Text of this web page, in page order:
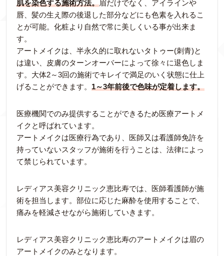
肌を染色する施術方法。眉だけでなく、アイラインや
唇、髪の生え際の後退した部分などにも色素を入れるこ
とが可能。化粧より自然で常に美しくいる事が出来ま
す。
アートメイクは、半永久的に取れないタトゥー(刺青)と
は違い、皮膚のターンオーバーによって徐々に退色しま
す。大体2～3回の施術でキレイで満足のいく状態に仕上
げることができます。 1～3年前後で色味が定着します。
医療機関でのみ提供することができるため医療アートメ
イクと呼ばれています。
アートメイクは医療行為であり、医師又は看護師免許を
持っていないスタッフが施術を行うことは、法律によっ
て禁じられています。
レディアス美容クリニック恵比寿では、医師看護師が施
術を担当します。部位に応じた麻酔を使用することで、
痛みを軽減させながら施術していきます。
レディアス美容クリニック恵比寿のアートメイクは眉の
アートメイクのみとなります。